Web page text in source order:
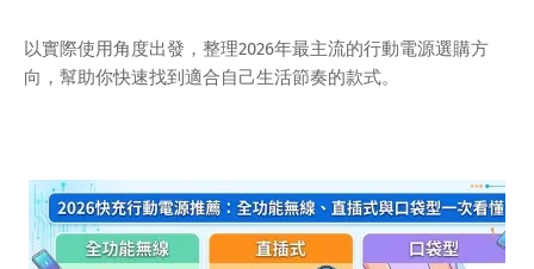
以實際使用角度出發，整理2026年最主流的行動電源選購方
向，幫助你快速找到適合自己生活節奏的款式。